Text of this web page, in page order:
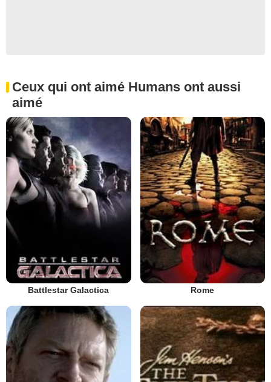
Ceux qui ont aimé Humans ont aussi
aimé
Battlestar Galactica Rome